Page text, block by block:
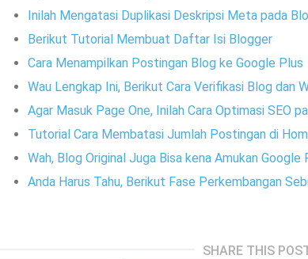
Inilah Mengatasi Duplikasi Deskripsi Meta pada
Berikut Tutorial Membuat Daftar Isi Blogger
Cara Menampilkan Postingan Blog ke Google Plus
Wau Lengkap Ini, Berikut Cara Verifikasi Blog dan
Agar Masuk Page One, Inilah Cara Optimasi SEO
Tutorial Cara Membatasi Jumlah Postingan di
Wah, Blog Original Juga Bisa kena Amukan Google
Anda Harus Tahu, Berikut Fase Perkembangan
SHARE THIS